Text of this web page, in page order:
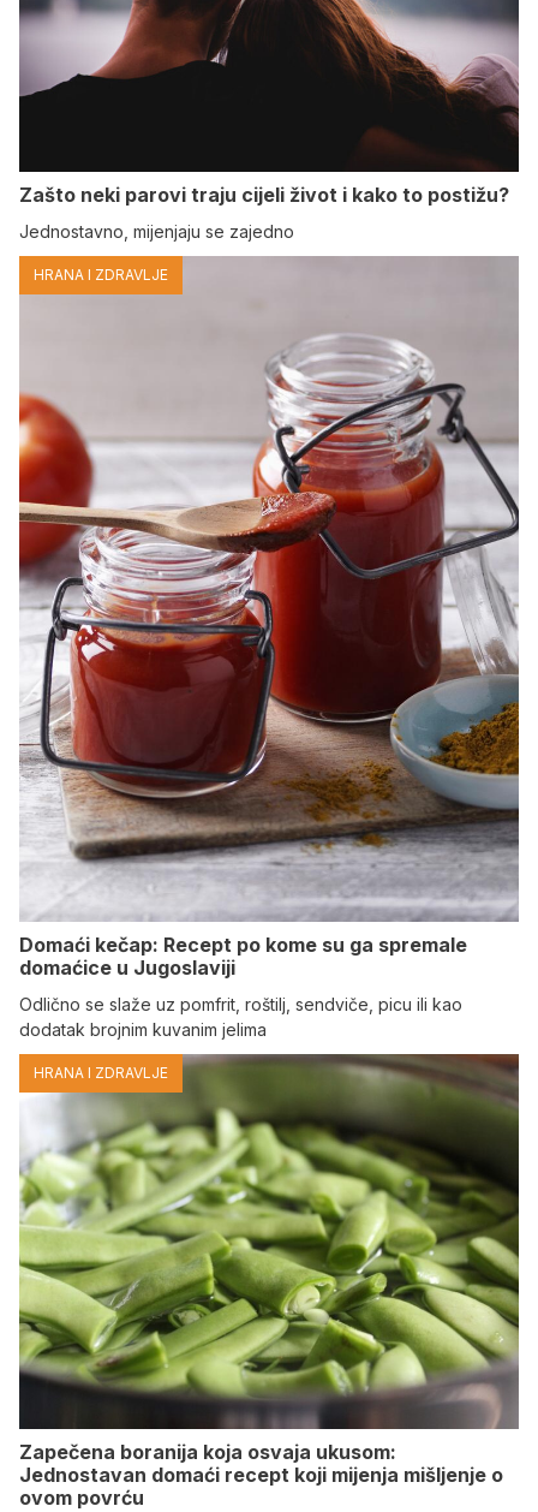
Zašto neki parovi traju cijeli život i kako to postižu?
Jednostavno, mijenjaju se zajedno
HRANA I ZDRAVLJE
Domaći kečap: Recept po kome su ga spremale
domaćice u Jugoslaviji
Odlično se slaže uz pomfrit, roštilj, sendviče, picu ili kao
dodatak brojnim kuvanim jelima
HRANA I ZDRAVLJE
Zapečena boranija koja osvaja ukusom:
Jednostavan domaći recept koji mijenja mišljenje o
ovom povrću